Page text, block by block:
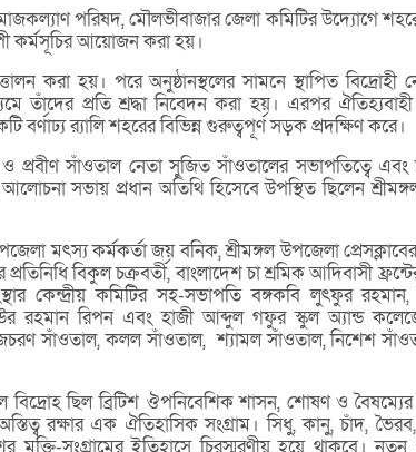
পরিষদ, মৌলভীবাজার জেলা কমিটির উদ্যোগে
কর্মসূচির আয়োজন করা হয়।
করা হয়। পরে অনুষ্ঠানস্থলের সামনে স্থাপিত বিদ্রোহী
তাঁদের প্রতি শ্রদ্ধা নিবেদন করা হয়। এরপর
র‌্যালি শহরের বিভিন্ন গুরুত্বপূর্ণ সড়ক প্রদক্ষিণ করে।
ও প্রবীণ সাঁওতাল নেতা সুজিত সাঁওতালের সভাপতিত্বে
সভায় প্রধান অতিথি হিসেবে উপস্থিত ছিলেন
মৎস্য কর্মকর্তা জয় বনিক, শ্রীমঙ্গল উপজেলা
বিকুল চক্রবর্তী, বাংলাদেশ চা শ্রমিক আদিবাসী
কেন্দ্রীয় কমিটির সহ-সভাপতি বঙ্গকবি লুৎফুর রহমান,
রহমান রিপন এবং হাজী আব্দুল গফুর স্কুল অ্যান্ড
সাঁওতাল, কলল সাঁওতাল, শ্যামল সাঁওতাল, নিশেশ
ছিল ব্রিটিশ ঔপনিবেশিক শাসন, শোষণ ও বৈষম্যের
রক্ষার এক ঐতিহাসিক সংগ্রাম। সিধু, কানু, চাঁদ,